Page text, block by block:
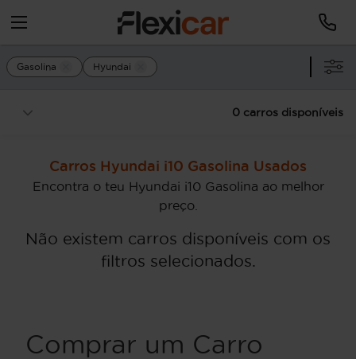
Gasolina Hyundai
0 carros disponíveis
Carros Hyundai i10 Gasolina Usados
Encontra o teu Hyundai i10 Gasolina ao melhor
preço.
Não existem carros disponíveis com os
filtros selecionados.
Comprar um Carro